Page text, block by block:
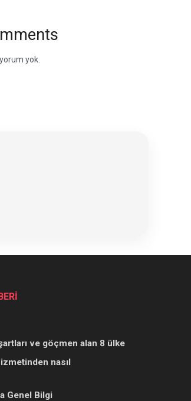
yok.
ve göçmen alan 8 ülke
nasıl
Genel Bilgi